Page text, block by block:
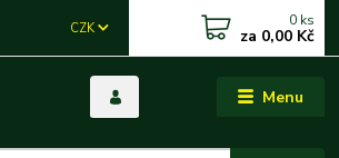
Menu
CZK 0 ks
za 0,00 Kč